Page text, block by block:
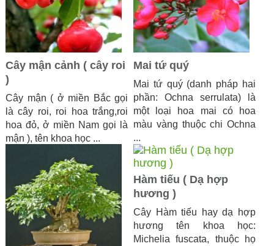
Cây mận cảnh ( cây roi
)
Cây mận ( ở miền Bắc gọi
là cây roi, roi hoa trắng,roi
hoa đỏ, ở miền Nam gọi là
mận ), tên khoa học ...
Mai tứ quý
Mai tứ quý (danh pháp hai
phần: Ochna serrulata) là
một loại hoa mai có hoa
màu vàng thuộc chi Ochna
...
Hàm tiếu ( Dạ hợp
hương )
Cây Hàm tiếu hay dạ hợp
hương tên khoa học:
Michelia fuscata, thuộc họ